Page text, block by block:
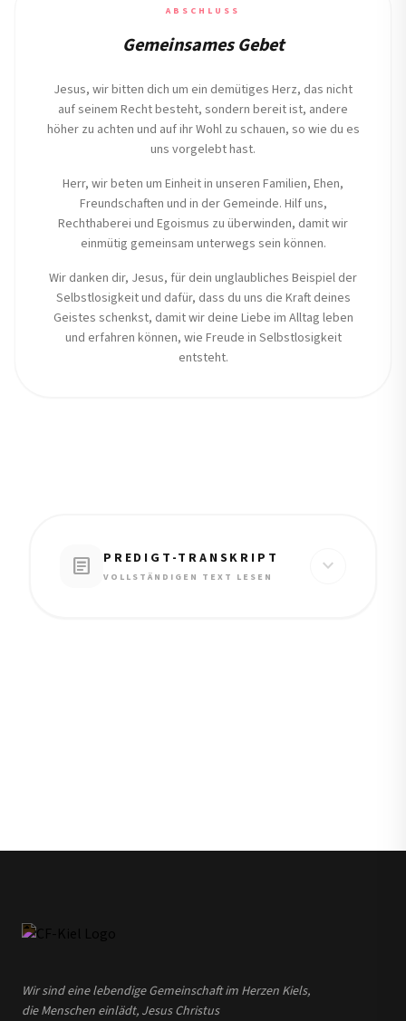
ABSCHLUSS
Gemeinsames Gebet
Jesus, wir bitten dich um ein demütiges Herz, das nicht
auf seinem Recht besteht, sondern bereit ist, andere
höher zu achten und auf ihr Wohl zu schauen, so wie du es
uns vorgelebt hast.
Herr, wir beten um Einheit in unseren Familien, Ehen,
Freundschaften und in der Gemeinde. Hilf uns,
Rechthaberei und Egoismus zu überwinden, damit wir
einmütig gemeinsam unterwegs sein können.
Wir danken dir, Jesus, für dein unglaubliches Beispiel der
Selbstlosigkeit und dafür, dass du uns die Kraft deines
Geistes schenkst, damit wir deine Liebe im Alltag leben
und erfahren können, wie Freude in Selbstlosigkeit
entsteht.
article PREDIGT-TRANSKRIPT
VOLLSTÄNDIGEN TEXT LESEN expand_more
Wir sind eine lebendige Gemeinschaft im Herzen Kiels,
die Menschen einlädt, Jesus Christus